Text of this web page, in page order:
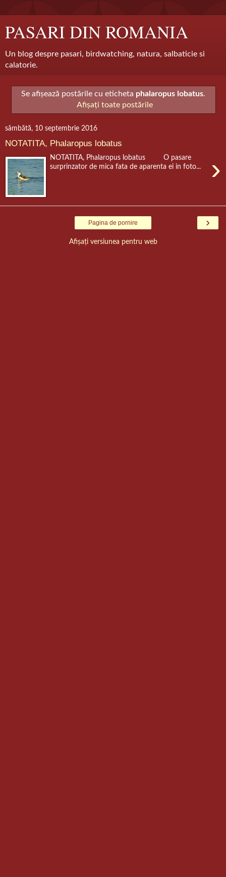
PASARI DIN ROMANIA
Un blog despre pasari, birdwatching, natura, salbaticie si
calatorie.
Se afișează postările cu eticheta phalaropus lobatus.
Afișați toate postările
sâmbătă, 10 septembrie 2016
NOTATITA, Phalaropus lobatus
›
NOTATITA, Phalaropus lobatus O pasare
surprinzator de mica fata de aparenta ei in foto...
›
Pagina de pornire
Afișați versiunea pentru web